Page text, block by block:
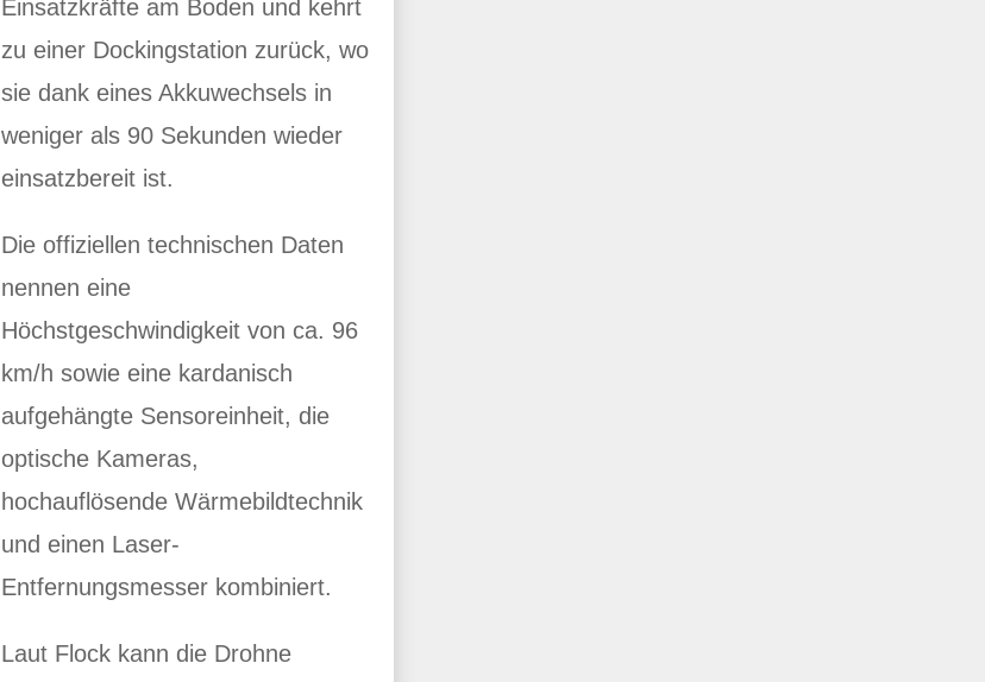
Einsatzkräfte am Boden und kehrt
zu einer Dockingstation zurück, wo
sie dank eines Akkuwechsels in
weniger als 90 Sekunden wieder
einsatzbereit ist.
Die offiziellen technischen Daten
nennen eine
Höchstgeschwindigkeit von ca. 96
km/h sowie eine kardanisch
aufgehängte Sensoreinheit, die
optische Kameras,
hochauflösende Wärmebildtechnik
und einen Laser-
Entfernungsmesser kombiniert.
Laut Flock kann die Drohne